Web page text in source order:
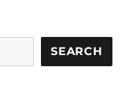
SEARCH